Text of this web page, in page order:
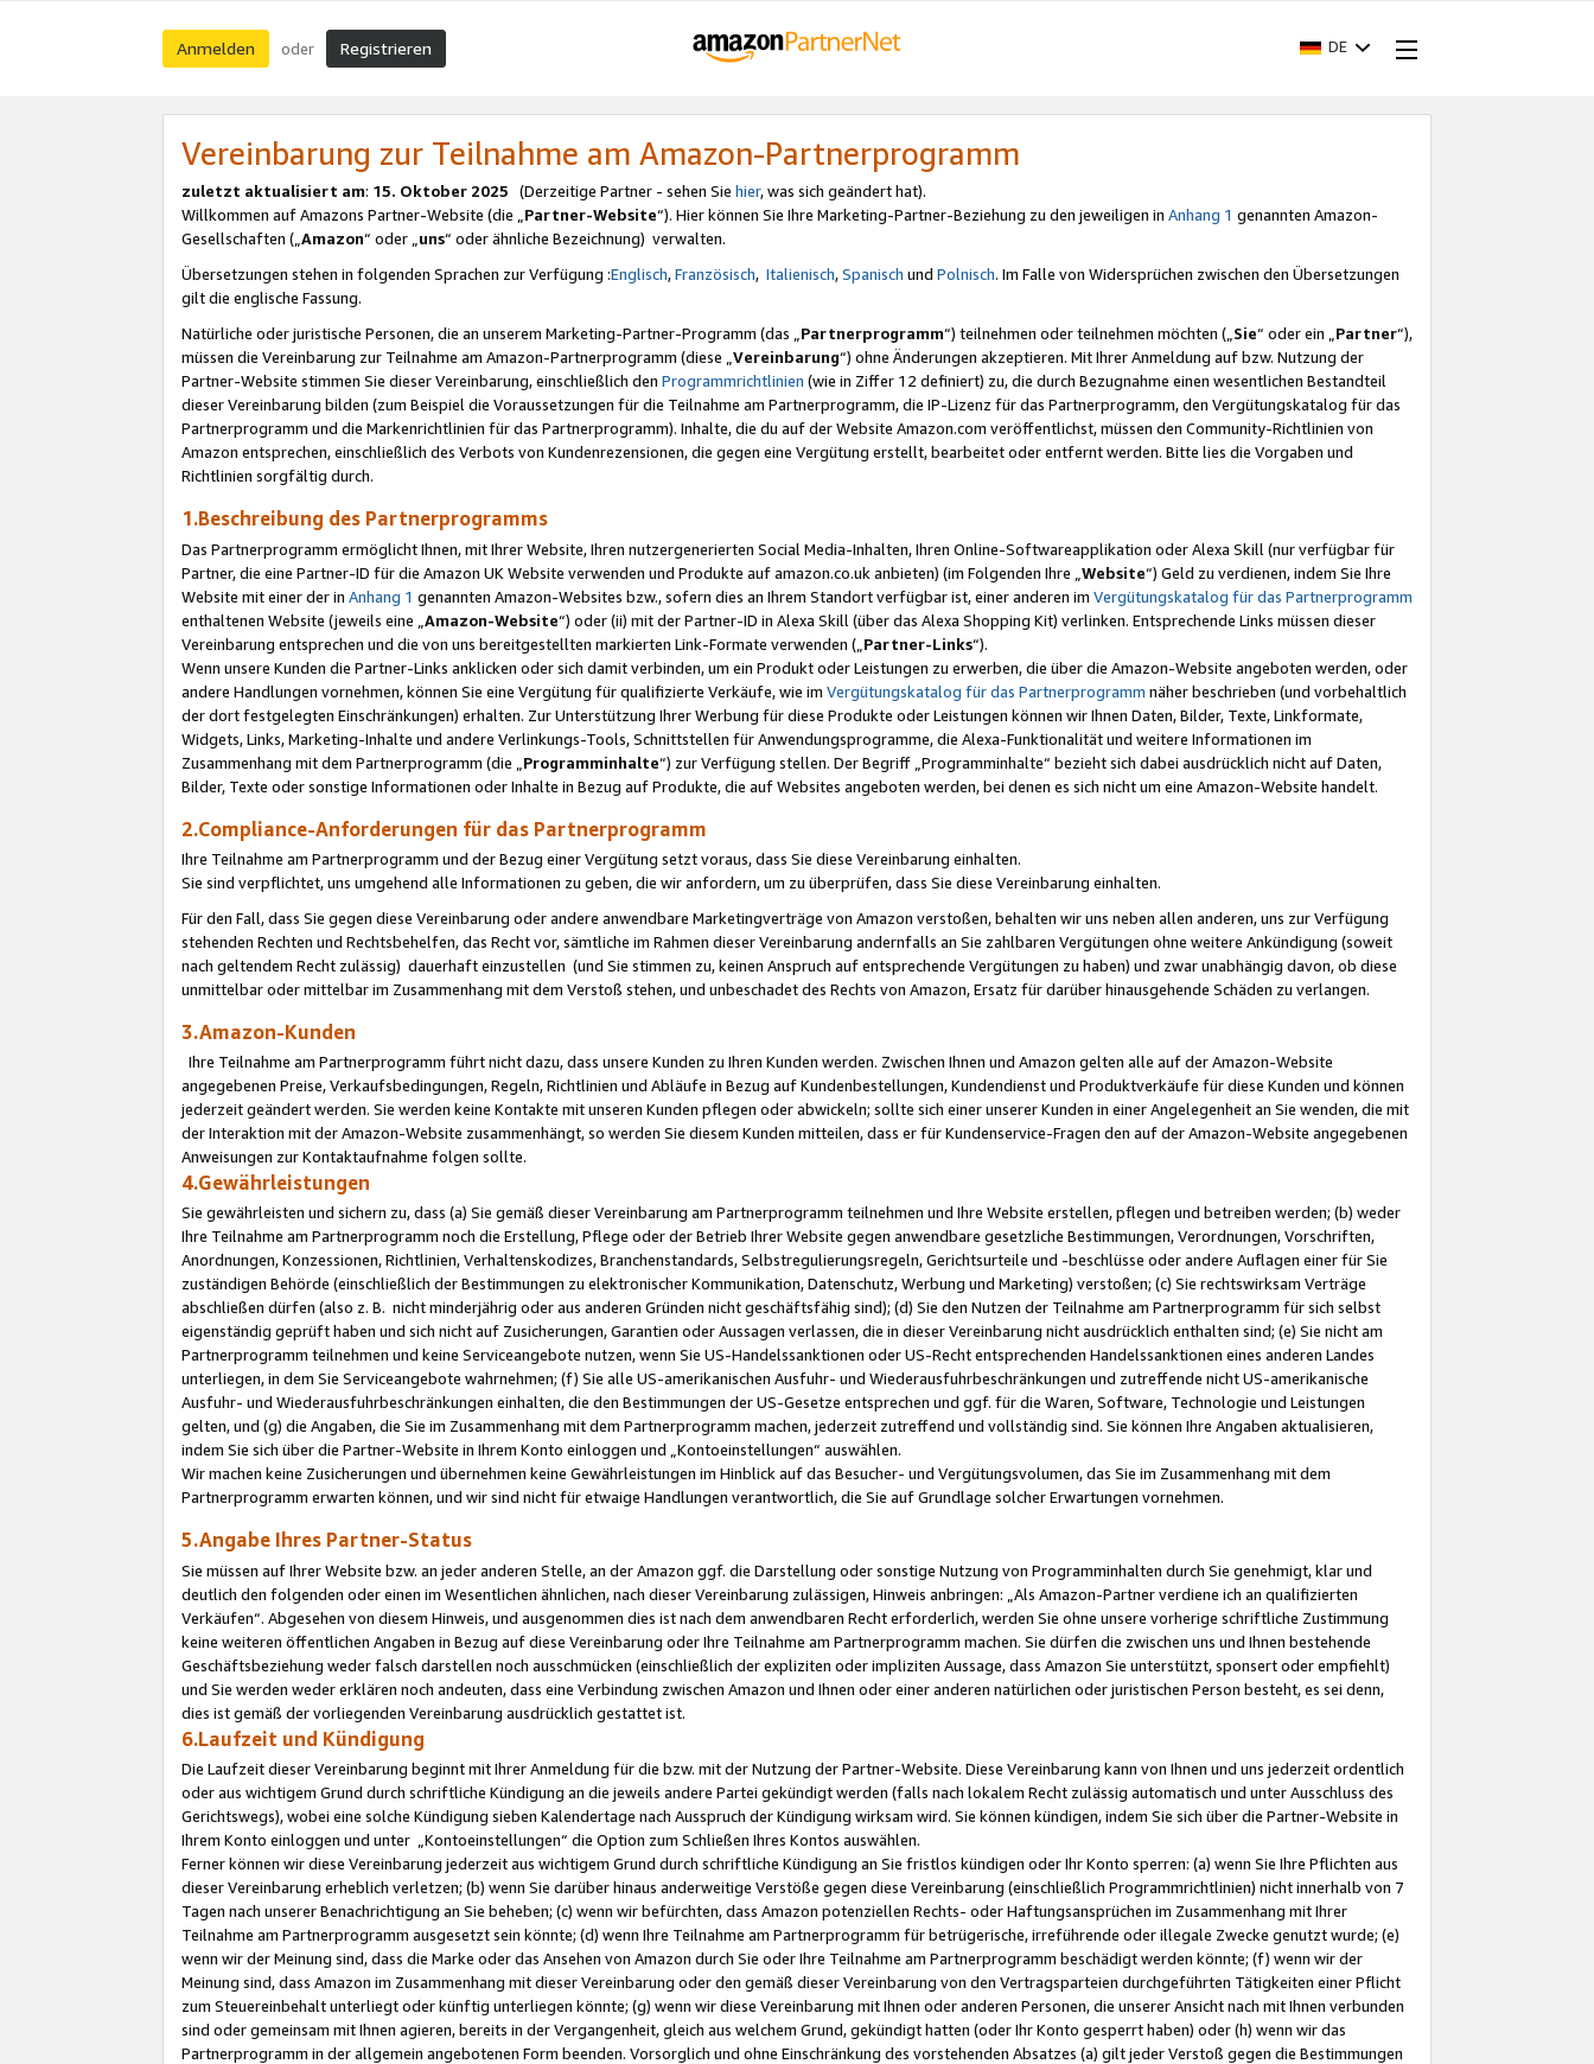
Anmelden oder Registrieren DE
Vereinbarung zur Teilnahme am Amazon-Partnerprogramm
zuletzt aktualisiert am: 15. Oktober 2025 (Derzeitige Partner - sehen Sie hier, was sich geändert hat).
Willkommen auf Amazons Partner-Website (die „Partner-Website“). Hier können Sie Ihre Marketing-Partner-Beziehung zu den jeweiligen in Anhang 1 genannten Amazon-
Gesellschaften („Amazon“ oder „uns“ oder ähnliche Bezeichnung) verwalten.
Übersetzungen stehen in folgenden Sprachen zur Verfügung :Englisch,Französisch, Italienisch,Spanisch und Polnisch. Im Falle von Widersprüchen zwischen den Übersetzungen
gilt die englische Fassung.
Natürliche oder juristische Personen, die an unserem Marketing-Partner-Programm (das „Partnerprogramm“) teilnehmen oder teilnehmen möchten („Sie“ oder ein „Partner“),
müssen die Vereinbarung zur Teilnahme am Amazon-Partnerprogramm (diese „Vereinbarung“) ohne Änderungen akzeptieren. Mit Ihrer Anmeldung auf bzw. Nutzung der
Partner-Website stimmen Sie dieser Vereinbarung, einschließlich den Programmrichtlinien (wie in Ziffer 12 definiert) zu, die durch Bezugnahme einen wesentlichen Bestandteil
dieser Vereinbarung bilden (zum Beispiel die Voraussetzungen für die Teilnahme am Partnerprogramm, die IP-Lizenz für das Partnerprogramm, den Vergütungskatalog für das
Partnerprogramm und die Markenrichtlinien für das Partnerprogramm). Inhalte, die du auf der Website Amazon.com veröffentlichst, müssen den Community-Richtlinien von
Amazon entsprechen, einschließlich des Verbots von Kundenrezensionen, die gegen eine Vergütung erstellt, bearbeitet oder entfernt werden. Bitte lies die Vorgaben und
Richtlinien sorgfältig durch.
1.Beschreibung des Partnerprogramms
Das Partnerprogramm ermöglicht Ihnen, mit Ihrer Website, Ihren nutzergenerierten Social Media-Inhalten, Ihren Online-Softwareapplikation oder Alexa Skill (nur verfügbar für
Partner, die eine Partner-ID für die Amazon UK Website verwenden und Produkte auf amazon.co.uk anbieten) (im Folgenden Ihre „ Website“) Geld zu verdienen, indem Sie Ihre
Website mit einer der in Anhang 1 genannten Amazon-Websites bzw., sofern dies an Ihrem Standort verfügbar ist, einer anderen im Vergütungskatalog für das Partnerprogramm
enthaltenen Website (jeweils eine „ Amazon-Website“) oder (ii) mit der Partner-ID in Alexa Skill (über das Alexa Shopping Kit) verlinken. Entsprechende Links müssen dieser
Vereinbarung entsprechen und die von uns bereitgestellten markierten Link-Formate verwenden („ Partner-Links“).
Wenn unsere Kunden die Partner-Links anklicken oder sich damit verbinden, um ein Produkt oder Leistungen zu erwerben, die über die Amazon-Website angeboten werden, oder
andere Handlungen vornehmen, können Sie eine Vergütung für qualifizierte Verkäufe, wie im Vergütungskatalog für das Partnerprogramm näher beschrieben (und vorbehaltlich
der dort festgelegten Einschränkungen) erhalten. Zur Unterstützung Ihrer Werbung für diese Produkte oder Leistungen können wir Ihnen Daten, Bilder, Texte, Linkformate,
Widgets, Links, Marketing-Inhalte und andere Verlinkungs-Tools, Schnittstellen für Anwendungsprogramme, die Alexa-Funktionalität und weitere Informationen im
Zusammenhang mit dem Partnerprogramm (die „ Programminhalte“) zur Verfügung stellen. Der Begriff „Programminhalte“ bezieht sich dabei ausdrücklich nicht auf Daten,
Bilder, Texte oder sonstige Informationen oder Inhalte in Bezug auf Produkte, die auf Websites angeboten werden, bei denen es sich nicht um eine Amazon-Website handelt.
2.Compliance-Anforderungen für das Partnerprogramm
Ihre Teilnahme am Partnerprogramm und der Bezug einer Vergütung setzt voraus, dass Sie diese Vereinbarung einhalten.
Sie sind verpflichtet, uns umgehend alle Informationen zu geben, die wir anfordern, um zu überprüfen, dass Sie diese Vereinbarung einhalten.
Für den Fall, dass Sie gegen diese Vereinbarung oder andere anwendbare Marketingverträge von Amazon verstoßen, behalten wir uns neben allen anderen, uns zur Verfügung
stehenden Rechten und Rechtsbehelfen, das Recht vor, sämtliche im Rahmen dieser Vereinbarung andernfalls an Sie zahlbaren Vergütungen ohne weitere Ankündigung (soweit
nach geltendem Recht zulässig) dauerhaft einzustellen (und Sie stimmen zu, keinen Anspruch auf entsprechende Vergütungen zu haben) und zwar unabhängig davon, ob diese
unmittelbar oder mittelbar im Zusammenhang mit dem Verstoß stehen, und unbeschadet des Rechts von Amazon, Ersatz für darüber hinausgehende Schäden zu verlangen.
3.Amazon-Kunden
Ihre Teilnahme am Partnerprogramm führt nicht dazu, dass unsere Kunden zu Ihren Kunden werden. Zwischen Ihnen und Amazon gelten alle auf der Amazon-Website
angegebenen Preise, Verkaufsbedingungen, Regeln, Richtlinien und Abläufe in Bezug auf Kundenbestellungen, Kundendienst und Produktverkäufe für diese Kunden und können
jederzeit geändert werden. Sie werden keine Kontakte mit unseren Kunden pflegen oder abwickeln; sollte sich einer unserer Kunden in einer Angelegenheit an Sie wenden, die mit
der Interaktion mit der Amazon-Website zusammenhängt, so werden Sie diesem Kunden mitteilen, dass er für Kundenservice-Fragen den auf der Amazon-Website angegebenen
Anweisungen zur Kontaktaufnahme folgen sollte.
4.Gewährleistungen
Sie gewährleisten und sichern zu, dass (a) Sie gemäß dieser Vereinbarung am Partnerprogramm teilnehmen und Ihre Website erstellen, pflegen und betreiben werden; (b) weder
Ihre Teilnahme am Partnerprogramm noch die Erstellung, Pflege oder der Betrieb Ihrer Website gegen anwendbare gesetzliche Bestimmungen, Verordnungen, Vorschriften,
Anordnungen, Konzessionen, Richtlinien, Verhaltenskodizes, Branchenstandards, Selbstregulierungsregeln, Gerichtsurteile und -beschlüsse oder andere Auflagen einer für Sie
zuständigen Behörde (einschließlich der Bestimmungen zu elektronischer Kommunikation, Datenschutz, Werbung und Marketing) verstoßen; (c) Sie rechtswirksam Verträge
abschließen dürfen (also z. B. nicht minderjährig oder aus anderen Gründen nicht geschäftsfähig sind); (d) Sie den Nutzen der Teilnahme am Partnerprogramm für sich selbst
eigenständig geprüft haben und sich nicht auf Zusicherungen, Garantien oder Aussagen verlassen, die in dieser Vereinbarung nicht ausdrücklich enthalten sind; (e) Sie nicht am
Partnerprogramm teilnehmen und keine Serviceangebote nutzen, wenn Sie US-Handelssanktionen oder US-Recht entsprechenden Handelssanktionen eines anderen Landes
unterliegen, in dem Sie Serviceangebote wahrnehmen; (f) Sie alle US-amerikanischen Ausfuhr- und Wiederausfuhrbeschränkungen und zutreffende nicht US-amerikanische
Ausfuhr- und Wiederausfuhrbeschränkungen einhalten, die den Bestimmungen der US-Gesetze entsprechen und ggf. für die Waren, Software, Technologie und Leistungen
gelten, und (g) die Angaben, die Sie im Zusammenhang mit dem Partnerprogramm machen, jederzeit zutreffend und vollständig sind. Sie können Ihre Angaben aktualisieren,
indem Sie sich über die Partner-Website in Ihrem Konto einloggen und „Kontoeinstellungen“ auswählen.
Wir machen keine Zusicherungen und übernehmen keine Gewährleistungen im Hinblick auf das Besucher- und Vergütungsvolumen, das Sie im Zusammenhang mit dem
Partnerprogramm erwarten können, und wir sind nicht für etwaige Handlungen verantwortlich, die Sie auf Grundlage solcher Erwartungen vornehmen.
5.Angabe Ihres Partner-Status
Sie müssen auf Ihrer Website bzw. an jeder anderen Stelle, an der Amazon ggf. die Darstellung oder sonstige Nutzung von Programminhalten durch Sie genehmigt, klar und
deutlich den folgenden oder einen im Wesentlichen ähnlichen, nach dieser Vereinbarung zulässigen, Hinweis anbringen: „Als Amazon-Partner verdiene ich an qualifizierten
Verkäufen“. Abgesehen von diesem Hinweis, und ausgenommen dies ist nach dem anwendbaren Recht erforderlich, werden Sie ohne unsere vorherige schriftliche Zustimmung
keine weiteren öffentlichen Angaben in Bezug auf diese Vereinbarung oder Ihre Teilnahme am Partnerprogramm machen. Sie dürfen die zwischen uns und Ihnen bestehende
Geschäftsbeziehung weder falsch darstellen noch ausschmücken (einschließlich der expliziten oder impliziten Aussage, dass Amazon Sie unterstützt, sponsert oder empfiehlt)
und Sie werden weder erklären noch andeuten, dass eine Verbindung zwischen Amazon und Ihnen oder einer anderen natürlichen oder juristischen Person besteht, es sei denn,
dies ist gemäß der vorliegenden Vereinbarung ausdrücklich gestattet ist.
6.Laufzeit und Kündigung
Die Laufzeit dieser Vereinbarung beginnt mit Ihrer Anmeldung für die bzw. mit der Nutzung der Partner-Website. Diese Vereinbarung kann von Ihnen und uns jederzeit ordentlich
oder aus wichtigem Grund durch schriftliche Kündigung an die jeweils andere Partei gekündigt werden (falls nach lokalem Recht zulässig automatisch und unter Ausschluss des
Gerichtswegs), wobei eine solche Kündigung sieben Kalendertage nach Ausspruch der Kündigung wirksam wird. Sie können kündigen, indem Sie sich über die Partner-Website in
Ihrem Konto einloggen und unter „Kontoeinstellungen“ die Option zum Schließen Ihres Kontos auswählen.
Ferner können wir diese Vereinbarung jederzeit aus wichtigem Grund durch schriftliche Kündigung an Sie fristlos kündigen oder Ihr Konto sperren: (a) wenn Sie Ihre Pflichten aus
dieser Vereinbarung erheblich verletzen; (b) wenn Sie darüber hinaus anderweitige Verstöße gegen diese Vereinbarung (einschließlich Programmrichtlinien) nicht innerhalb von 7
Tagen nach unserer Benachrichtigung an Sie beheben; (c) wenn wir befürchten, dass Amazon potenziellen Rechts- oder Haftungsansprüchen im Zusammenhang mit Ihrer
Teilnahme am Partnerprogramm ausgesetzt sein könnte; (d) wenn Ihre Teilnahme am Partnerprogramm für betrügerische, irreführende oder illegale Zwecke genutzt wurde; (e)
wenn wir der Meinung sind, dass die Marke oder das Ansehen von Amazon durch Sie oder Ihre Teilnahme am Partnerprogramm beschädigt werden könnte; (f) wenn wir der
Meinung sind, dass Amazon im Zusammenhang mit dieser Vereinbarung oder den gemäß dieser Vereinbarung von den Vertragsparteien durchgeführten Tätigkeiten einer Pflicht
zum Steuereinbehalt unterliegt oder künftig unterliegen könnte; (g) wenn wir diese Vereinbarung mit Ihnen oder anderen Personen, die unserer Ansicht nach mit Ihnen verbunden
sind oder gemeinsam mit Ihnen agieren, bereits in der Vergangenheit, gleich aus welchem Grund, gekündigt hatten (oder Ihr Konto gesperrt haben) oder (h) wenn wir das
Partnerprogramm in der allgemein angebotenen Form beenden. Vorsorglich und ohne Einschränkung des vorstehenden Absatzes (a) gilt jeder Verstoß gegen die Bestimmungen